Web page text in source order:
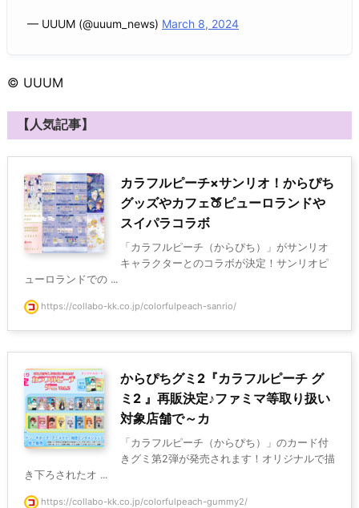
— UUUM (@uuum_news) March 8, 2024
© UUUM
【人気記事】
カラフルピーチ×サンリオ！からぴち
グッズやカフェ🍑ピューロランドや
スイパラコラボ
「カラフルピーチ（からぴち）」がサンリオ
キャラクターとのコラボが決定！サンリオピ
ューロランドでの ...
https://collabo-kk.co.jp/colorfulpeach-sanrio/
からぴちグミ2『カラフルピーチ グ
ミ2 』再販決定♪ファミマ等取り扱い
対象店舗で～カ
「カラフルピーチ（からぴち）」のカード付
きグミ第2弾が発売されます！オリジナルで描
き下ろされたオ ...
https://collabo-kk.co.jp/colorfulpeach-gummy2/